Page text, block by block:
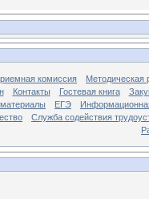
комиссия
Методическая
Контакты Гостевая книга
ЕГЭ
Служба содействия